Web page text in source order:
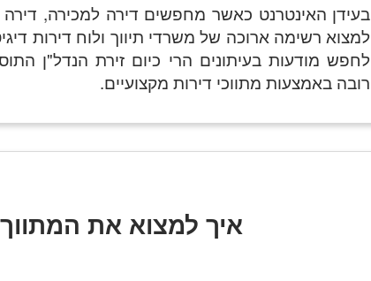
בעידן האינטרנט כאשר מחפשים דירה למכירה,
למצוא רשימה ארוכה של משרדי תיווך ולוח דירות
לחפש מודעות בעיתונים הרי כיום זירת הנדל"ן
רובה באמצעות מתווכי דירות מקצועיים.
איך למצוא את המתווך